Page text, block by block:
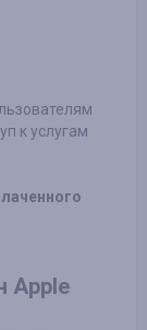
к услугам
Apple